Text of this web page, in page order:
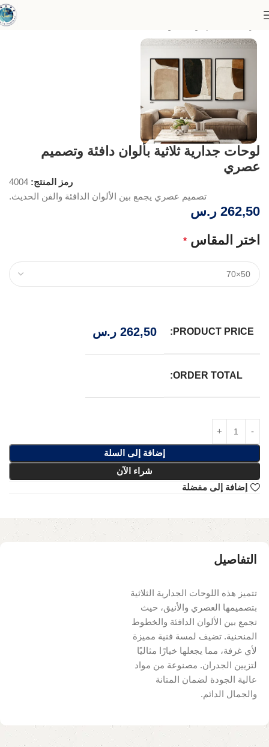
لوحات جدارية ثلاثية بألوان دافئة وتصميم
عصري
رمز المنتج: 4004
تصميم عصري يجمع بين الألوان الدافئة والفن الحديث.
262,50 ر.س
اختر المقاس *
PRODUCT PRICE:
262,50 ر.س
ORDER TOTAL:
إضافة إلى السلة
شراء الآن
إضافة إلى مفضلة
التفاصيل
تتميز هذه اللوحات الجدارية الثلاثية
بتصميمها العصري والأنيق، حيث
تجمع بين الألوان الدافئة والخطوط
المنحنية. تضيف لمسة فنية مميزة
لأي غرفة، مما يجعلها خيارًا مثاليًا
لتزيين الجدران. مصنوعة من مواد
عالية الجودة لضمان المتانة
والجمال الدائم.